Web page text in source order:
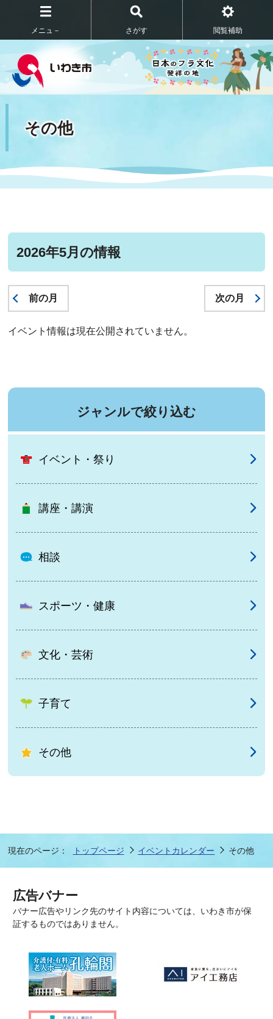
メニュ－ さがす 閲覧補助
その他
2026年5月の情報
前の月 次の月
イベント情報は現在公開されていません。
ジャンルで絞り込む
イベント・祭り
講座・講演
相談
スポーツ・健康
文化・芸術
子育て
その他
現在のページ： トップページ イベントカレンダー その他
広告バナー
バナー広告やリンク先のサイト内容については、いわき市が保
証するものではありません。